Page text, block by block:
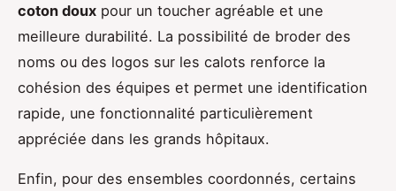
coton doux pour un toucher agréable et une
meilleure durabilité. La possibilité de broder des
noms ou des logos sur les calots renforce la
cohésion des équipes et permet une identification
rapide, une fonctionnalité particulièrement
appréciée dans les grands hôpitaux.
Enfin, pour des ensembles coordonnés, certains